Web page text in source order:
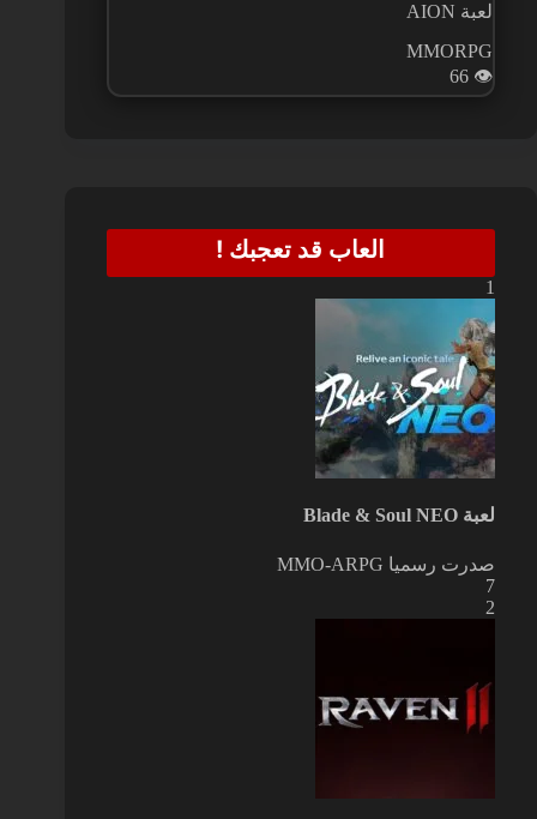
لعبة AION
MMORPG
👁️
66
العاب قد تعجبك !
1
لعبة Blade & Soul NEO
صدرت رسميا MMO-ARPG
7
2